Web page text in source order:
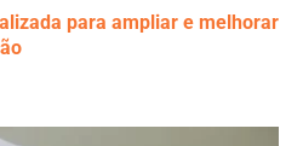
para ampliar e melhorar